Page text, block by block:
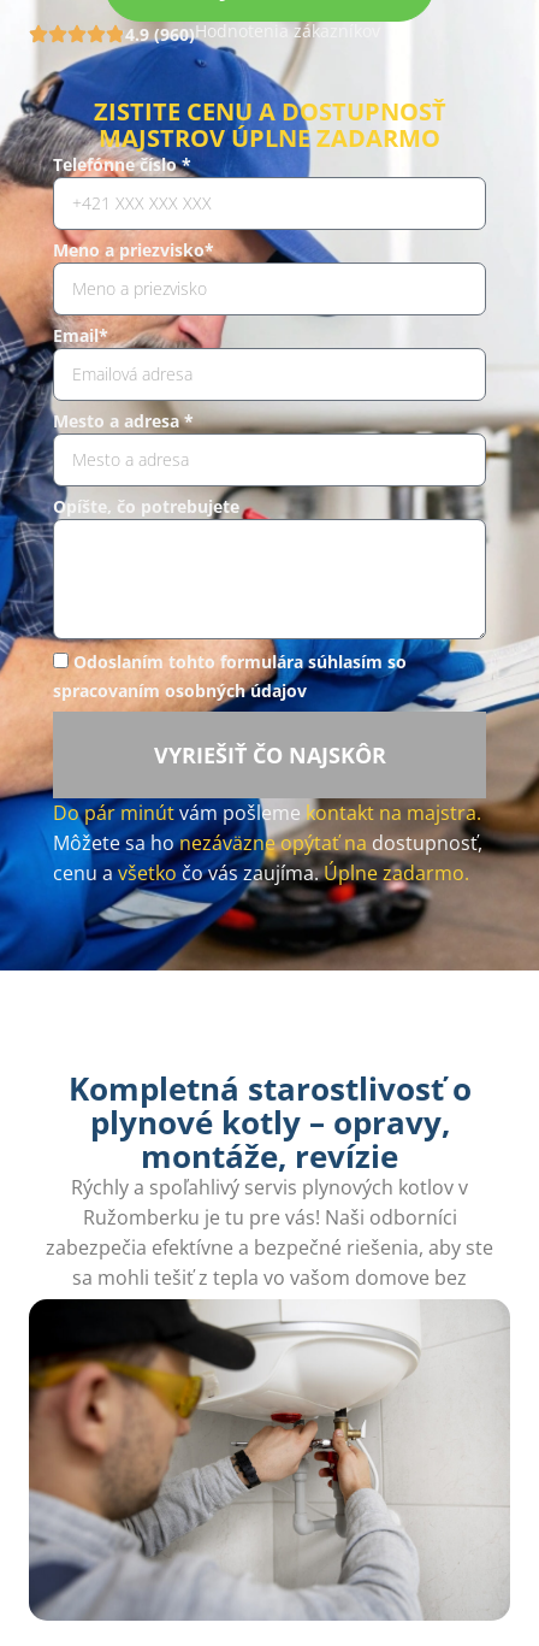
4.9 (960)Hodnotenia zákazníkov
ZISTITE CENU A DOSTUPNOSŤ
MAJSTROV ÚPLNE ZADARMO
Telefónne číslo *
Meno a priezvisko*
Email*
Mesto a adresa *
Opíšte, čo potrebujete
Odoslaním tohto formulára súhlasím so
spracovaním osobných údajov
VYRIEŠIŤ ČO NAJSKÔR
Do pár minútvám pošleme kontakt na majstra.
Môžete sa honezáväzne opýtať na dostupnosť,
cenu avšetkočo vás zaujíma.Úplne zadarmo.
Kompletná starostlivosť o
plynové kotly – opravy,
montáže, revízie
Rýchly a spoľahlivý servis plynových kotlov v
Ružomberku je tu pre vás! Naši odborníci
zabezpečia efektívne a bezpečné riešenia, aby ste
sa mohli tešiť z tepla vo vašom domove bez
starostí.